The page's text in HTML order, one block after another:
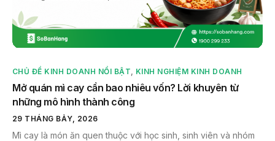
CHỦ ĐỀ KINH DOANH NỔI BẬT KINH NGHIỆM KINH DOANH
Mở quán mì cay cần bao nhiêu vốn? Lời khuyên từ
những mô hình thành công
29 THÁNG BẢY, 2026
Mì cay là món ăn quen thuộc với học sinh, sinh viên và nhóm